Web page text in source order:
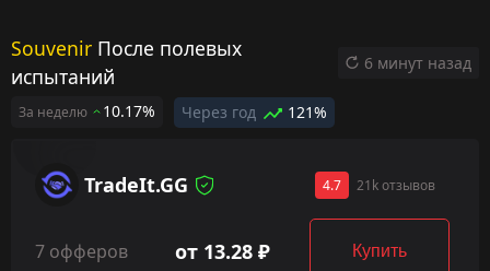
Souvenir После полевых
испытаний
За неделю 10.17% Через год 121%
6 минут назад
TradeIt.GG 4.7 21k отзывов
7 офферов от 13.28 ₽ Купить